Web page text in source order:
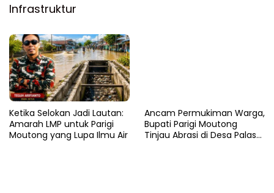
Infrastruktur
Ketika Selokan Jadi Lautan:
Amarah LMP untuk Parigi
Moutong yang Lupa Ilmu Air
Ancam Permukiman Warga,
Bupati Parigi Moutong
Tinjau Abrasi di Desa Palasa